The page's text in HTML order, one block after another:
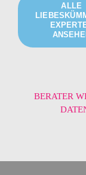
ALLE
BERATER